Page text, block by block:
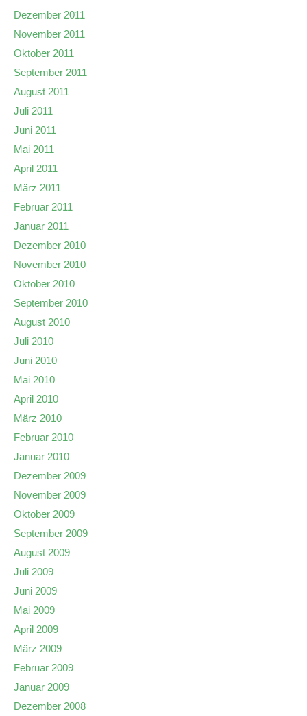
Dezember 2011
November 2011
Oktober 2011
September 2011
August 2011
Juli 2011
Juni 2011
Mai 2011
April 2011
März 2011
Februar 2011
Januar 2011
Dezember 2010
November 2010
Oktober 2010
September 2010
August 2010
Juli 2010
Juni 2010
Mai 2010
April 2010
März 2010
Februar 2010
Januar 2010
Dezember 2009
November 2009
Oktober 2009
September 2009
August 2009
Juli 2009
Juni 2009
Mai 2009
April 2009
März 2009
Februar 2009
Januar 2009
Dezember 2008